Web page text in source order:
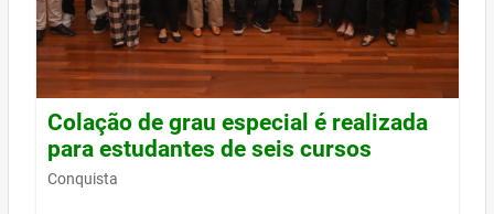
Colação de grau especial é realizada
para estudantes de seis cursos
Conquista